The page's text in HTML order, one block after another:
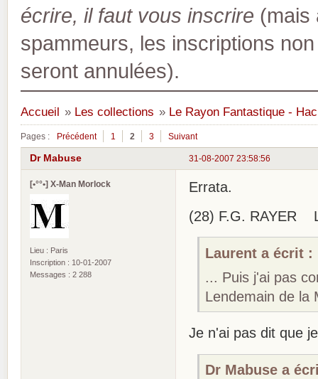
écrire, il faut vous inscrire (mais
spammeurs, les inscriptions
seront annulées).
Accueil » Les collections » Le Rayon Fantastique -
Pages : Précédent 1 2 3 Suivant
31-08-2007 23:58:56
Dr Mabuse
[•°°•] X-Man Morlock
Lieu : Paris
Inscription : 10-01-2007
Messages : 2 288
Errata.
(28) F.G. RAYER
Laurent a écrit :
... Puis j'ai pas
Lendemain de la
Je n'ai pas dit que
Dr Mabuse a